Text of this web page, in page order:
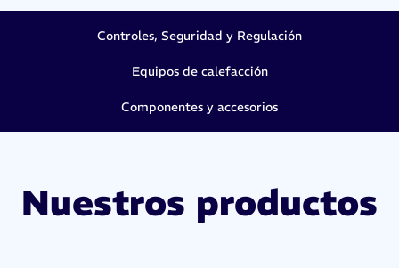
Controles, Seguridad y Regulación
Equipos de calefacción
Componentes y accesorios
Nuestros productos